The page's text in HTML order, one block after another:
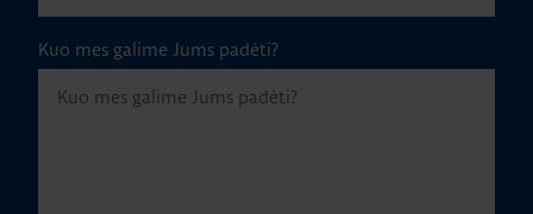
Kuo mes galime Jums padėti?